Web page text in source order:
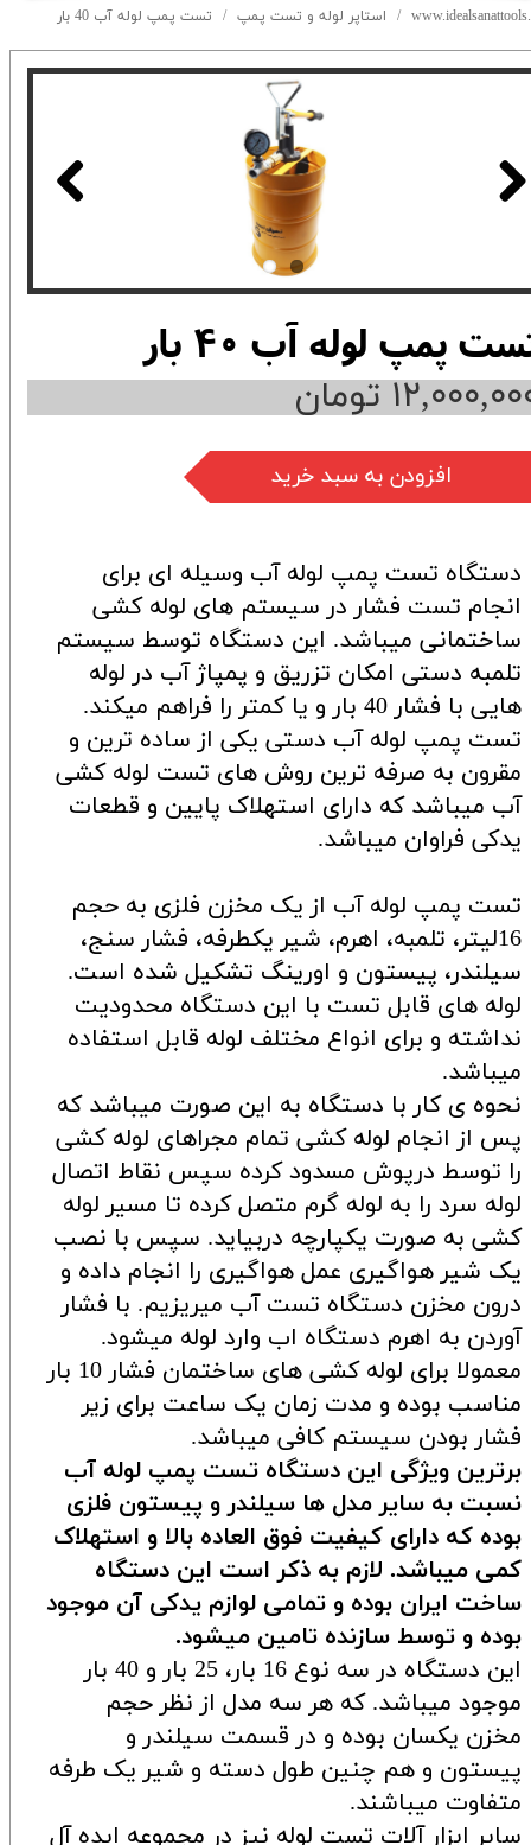
استاپر لوله و تست پمپ تست پمپ لوله آب 40 بار
پمپ لوله آب 40 بار
تومان
افزودن به سبد خرید
دستگاه تست پمپ لوله آب وسیله ای برای
انجام تست فشار در سیستم های لوله کشی
ساختمانی میباشد. این دستگاه توسط سیستم
تلمبه دستی امکان تزریق و پمپاژ آب در لوله
هایی با فشار 40 بار و یا کمتر را فراهم میکند.
تست پمپ لوله آب دستی یکی از ساده ترین و
مقرون به صرفه ترین روش های تست لوله کشی
آب میباشد که دارای استهلاک پایین و قطعات
یدکی فراوان میباشد.
تست پمپ لوله آب از یک مخزن فلزی به حجم
16لیتر، تلمبه، اهرم، شیر یکطرفه، فشار سنج،
سیلندر، پیستون و اورینگ تشکیل شده است.
لوله های قابل تست با این دستگاه محدودیت
نداشته و برای انواع مختلف لوله قابل استفاده
میباشد.
نحوه ی کار با دستگاه به این صورت میباشد که
پس از انجام لوله کشی تمام مجراهای لوله کشی
را توسط درپوش مسدود کرده سپس نقاط اتصال
لوله سرد را به لوله گرم متصل کرده تا مسیر لوله
کشی به صورت یکپارچه دربیاید. سپس با نصب
یک شیر هواگیری عمل هواگیری را انجام داده و
درون مخزن دستگاه تست آب میریزیم. با فشار
آوردن به اهرم دستگاه اب وارد لوله میشود.
معمولا برای لوله کشی های ساختمان فشار 10 بار
مناسب بوده و مدت زمان یک ساعت برای زیر
فشار بودن سیستم کافی میباشد.
برترین ویژگی این دستگاه تست پمپ لوله آب
نسبت به سایر مدل ها سیلندر و پیستون فلزی
بوده که دارای کیفیت فوق العاده بالا و استهلاک
کمی میباشد. لازم به ذکر است این دستگاه
ساخت ایران بوده و تمامی لوازم یدکی آن موجود
بوده و توسط سازنده تامین میشود.
این دستگاه در سه نوع 16 بار، 25 بار و 40 بار
موجود میباشد. که هر سه مدل از نظر حجم
مخزن یکسان بوده و در قسمت سیلندر و
پیستون و هم چنین طول دسته و شیر یک طرفه
متفاوت میباشند.
سایر ابزار آلات تست لوله نیز در مجموعه ایده آل